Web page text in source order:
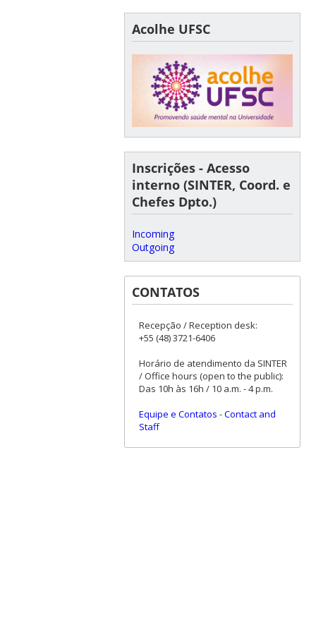
Acolhe UFSC
Inscrições - Acesso
interno (SINTER, Coord. e
Chefes Dpto.)
Incoming
Outgoing
CONTATOS
Recepção / Reception desk:
+55 (48) 3721-6406
Horário de atendimento da SINTER
/ Office hours (open to the public):
Das 10h às 16h / 10 a.m. - 4 p.m.
Equipe e Contatos -Contact and
Staff